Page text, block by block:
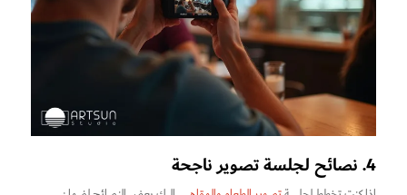
4. نصائح لجلسة تصوير ناجحة